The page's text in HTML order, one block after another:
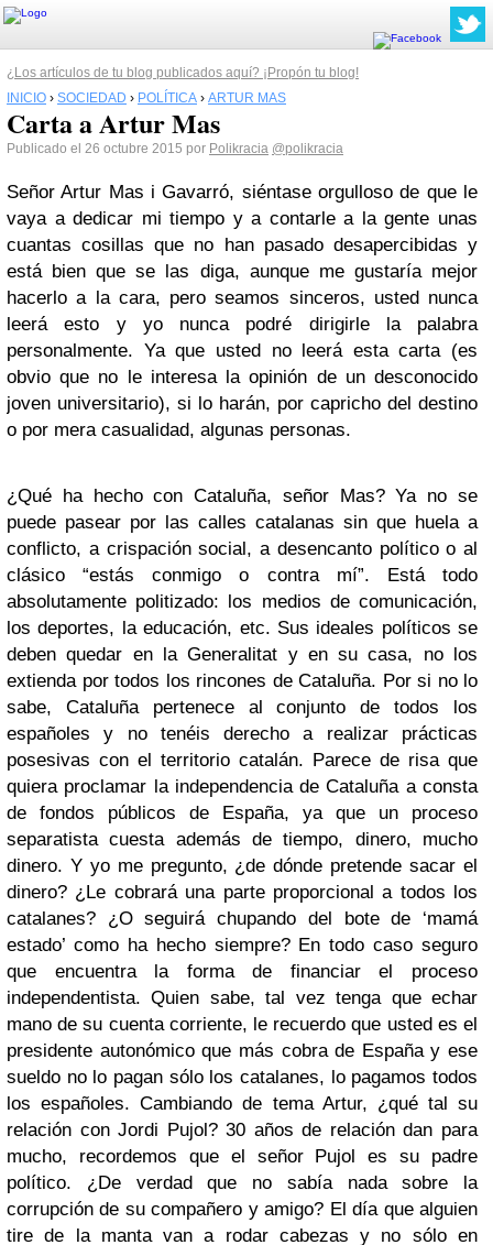
¿Los artículos de tu blog publicados aquí? ¡Propón tu blog!
INICIO › SOCIEDAD › POLÍTICA › ARTUR MAS
Carta a Artur Mas
Publicado el 26 octubre 2015 por Polikracia @polikracia
Señor Artur Mas i Gavarró, siéntase orgulloso de que le
vaya a dedicar mi tiempo y a contarle a la gente unas
cuantas cosillas que no han pasado desapercibidas y
está bien que se las diga, aunque me gustaría mejor
hacerlo a la cara, pero seamos sinceros, usted nunca
leerá esto y yo nunca podré dirigirle la palabra
personalmente. Ya que usted no leerá esta carta (es
obvio que no le interesa la opinión de un desconocido
joven universitario), si lo harán, por capricho del destino
o por mera casualidad, algunas personas.
¿Qué ha hecho con Cataluña, señor Mas? Ya no se
puede pasear por las calles catalanas sin que huela a
conflicto, a crispación social, a desencanto político o al
clásico “estás conmigo o contra mí”. Está todo
absolutamente politizado: los medios de comunicación,
los deportes, la educación, etc. Sus ideales políticos se
deben quedar en la Generalitat y en su casa, no los
extienda por todos los rincones de Cataluña. Por si no lo
sabe, Cataluña pertenece al conjunto de todos los
españoles y no tenéis derecho a realizar prácticas
posesivas con el territorio catalán. Parece de risa que
quiera proclamar la independencia de Cataluña a consta
de fondos públicos de España, ya que un proceso
separatista cuesta además de tiempo, dinero, mucho
dinero. Y yo me pregunto, ¿de dónde pretende sacar el
dinero? ¿Le cobrará una parte proporcional a todos los
catalanes? ¿O seguirá chupando del bote de ‘mamá
estado’ como ha hecho siempre? En todo caso seguro
que encuentra la forma de financiar el proceso
independentista. Quien sabe, tal vez tenga que echar
mano de su cuenta corriente, le recuerdo que usted es el
presidente autonómico que más cobra de España y ese
sueldo no lo pagan sólo los catalanes, lo pagamos todos
los españoles. Cambiando de tema Artur, ¿qué tal su
relación con Jordi Pujol? 30 años de relación dan para
mucho, recordemos que el señor Pujol es su padre
político. ¿De verdad que no sabía nada sobre la
corrupción de su compañero y amigo? El día que alguien
tire de la manta van a rodar cabezas y no sólo en